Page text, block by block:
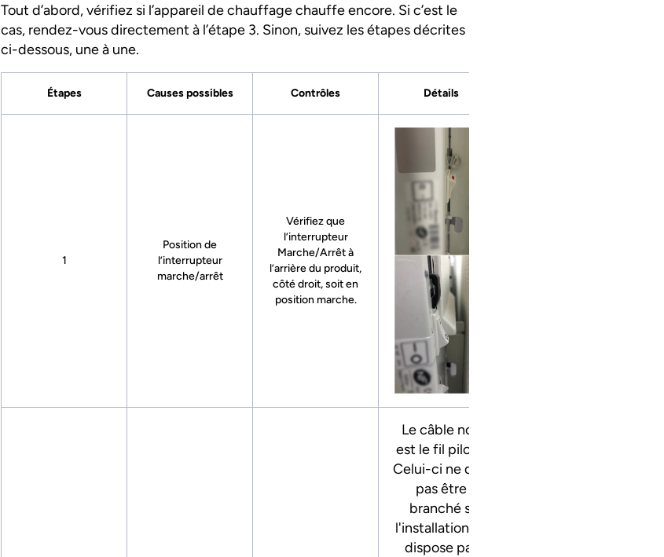
Tout d’abord, vérifiez si l’appareil de chauffage chauffe encore. Si c’est le
cas, rendez-vous directement à l’étape 3. Sinon, suivez les étapes décrites
ci-dessous, une à une.
Étapes Causes possibles Contrôles Détails
1
Position de
l’interrupteur
marche/arrêt
Vérifiez que
l’interrupteur
Marche/Arrêt à
l’arrière du produit,
côté droit, soit en
position marche.
Le câble noir
est le fil pilote.
Celui-ci ne doit
pas être
branché si
l'installation ne
dispose pas